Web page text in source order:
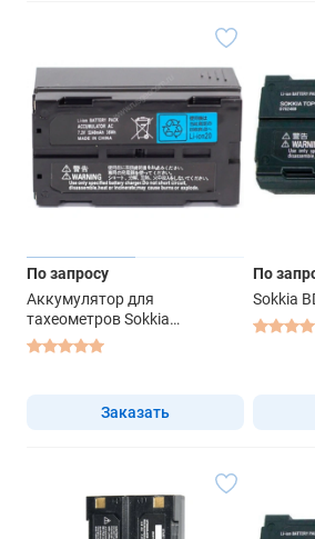
По запросу
Аккумулятор для
тахеометров Sokkia
iM/CX/FX/SRX/SET X и Topcon
GM/ES-100/OS
Заказать
По
Sokkia